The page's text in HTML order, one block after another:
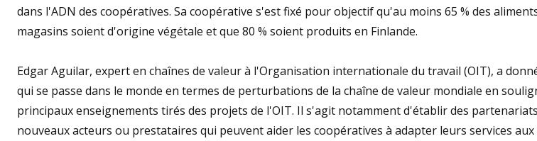
dans l'ADN des coopératives. Sa coopérative s'est fixé pour objectif qu'au moins 65 % des
magasins soient d'origine végétale et que 80 % soient produits en Finlande.
Edgar Aguilar, expert en chaînes de valeur à l'Organisation internationale du travail (OIT), a
qui se passe dans le monde en termes de perturbations de la chaîne de valeur mondiale en
principaux enseignements tirés des projets de l'OIT. Il s'agit notamment d'établir des
nouveaux acteurs ou prestataires qui peuvent aider les coopératives à adapter leurs services